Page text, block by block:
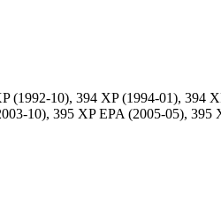
(1992-10), 394 XP (1994-01),
10), 395 XP EPA (2005-05),